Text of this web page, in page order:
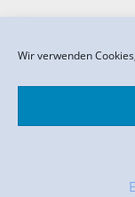
Wir verwenden